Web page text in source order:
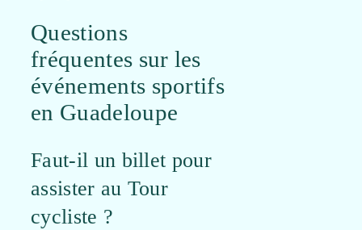
Questions
fréquentes sur les
événements sportifs
en Guadeloupe
Faut-il un billet pour
assister au Tour
cycliste ?